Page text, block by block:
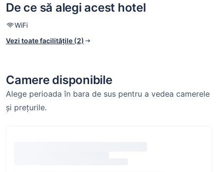
De ce să alegi acest hotel
WiFi
Vezi toate facilitățile (2)
Camere disponibile
Alege perioada în bara de sus pentru a vedea camerele
și prețurile.